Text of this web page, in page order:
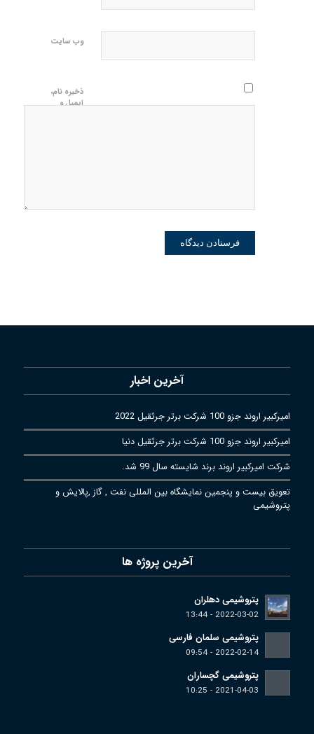
وب‌ سایت
ذخیره نام،
ایمیل و
آخرین اخبار
امیرکبیر اروند جزو 100 شرکت برتر جرثقیل 2022
امیرکبیر اروند جزو 100 شرکت برتر جرثقیل دنیا
شرکت امیرکبیر اروند برند شایسته سال 99 شد.
تعویق بیست و پنجمین نمایشگاه بین المللی نفت , گاز ,پالایش و
پتروشیمی
آخرین پروژه ها
پتروشیمی دهلران
2022-03-02 - 13:44
پتروشیمی سلمان فارسی
2022-02-14 - 09:54
پتروشیمی گچساران
2021-04-03 - 10:25